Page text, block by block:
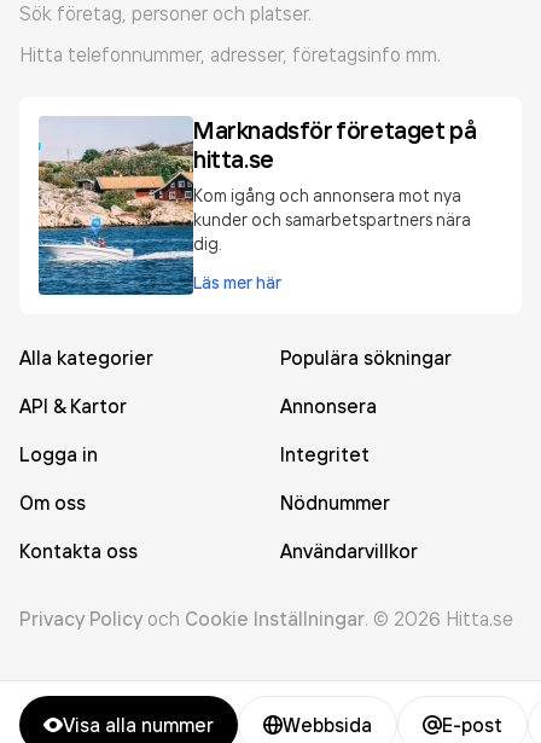
Visa alla nummer Webbsida E-post
Sök företag, personer och platser.
Hitta telefonnummer, adresser, företagsinfo mm.
Marknadsför företaget på
hitta.se
Kom igång och annonsera mot nya
kunder och samarbetspartners nära
dig.
Läs mer här
Alla kategorier
Populära sökningar
API & Kartor
Annonsera
Logga in
Integritet
Om oss
Nödnummer
Kontakta oss
Användarvillkor
Privacy Policy och Cookie Inställningar. © 2026 Hitta.se